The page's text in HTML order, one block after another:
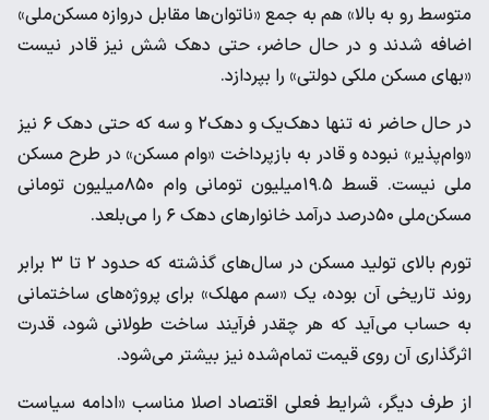
متوسط رو به بالا» هم به جمع «ناتوان‌ها مقابل دروازه مسکن‌ملی»
اضافه شدند و در حال حاضر، حتی دهک شش نیز قادر نیست
«بهای مسکن ملکی دولتی» را بپردازد.
در حال حاضر نه تنها دهک‌یک و دهک‌۲ و سه که حتی دهک ۶ نیز
«وام‌پذیر» نبوده و قادر به بازپرداخت «وام مسکن» در طرح مسکن
ملی نیست. قسط ۱۹.۵‌میلیون تومانی وام ۸۵۰‌میلیون تومانی
مسکن‌ملی ۵۰درصد درآمد خانوارهای دهک ۶ را می‌بلعد.
تورم بالای تولید مسکن در سال‌های گذشته که حدود ۲ تا ۳ برابر
روند تاریخی آن بوده، یک «سم مهلک» برای پروژه‌های ساختمانی
به حساب می‌آید که هر چقدر فرآیند ساخت طولانی شود، قدرت
اثرگذاری آن روی قیمت تمام‌شده نیز بیشتر می‌شود.
از طرف دیگر، شرایط فعلی اقتصاد اصلا مناسب «ادامه سیاست